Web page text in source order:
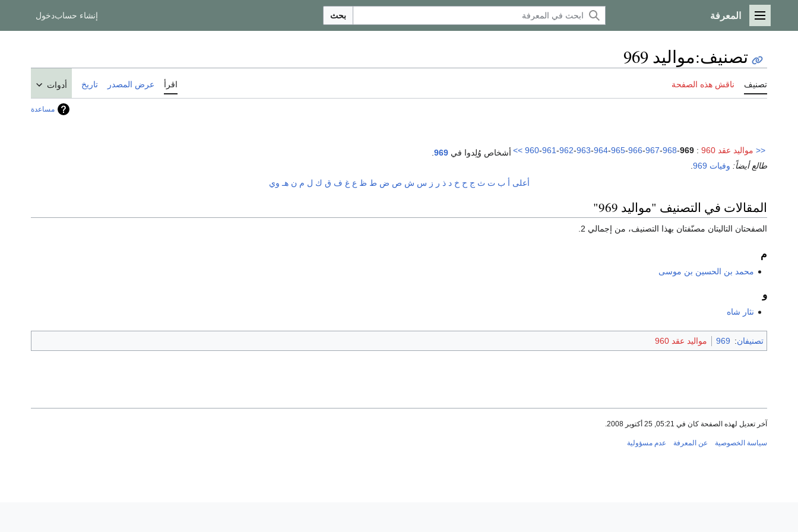
القائمة الرئيسية
المعرفة بحث إنشاء حسابدخول
تصنيف:مواليد 969
تصنيف ناقش هذه الصفحة اقرأ عرض المصدر تاريخ أدوات
مساعدة
<< مواليد عقد 960 :
960-961-962-963-964-965-966-967-968-969
>> أشخاص وُلِدوا في 969
طالع أيضاً: وفيات 969
أعلى أ ب ت ث ج ح خ د ذ ر ز س ش ص ض ط ظ ع غ ف ق ك ل م ن هـ وي
المقالات في التصنيف "مواليد 969"
الصفحتان التاليتان مصنّفتان بهذا التصنيف، من إجمالي 2.
م
محمد بن الحسين بن موسى
و
نثار شاه
تصنيفان:
969 مواليد عقد 960
آخر تعديل لهذه الصفحة كان في 05:21, 25 أكتوبر 2008.
سياسة الخصوصية عن المعرفة عدم مسؤولية